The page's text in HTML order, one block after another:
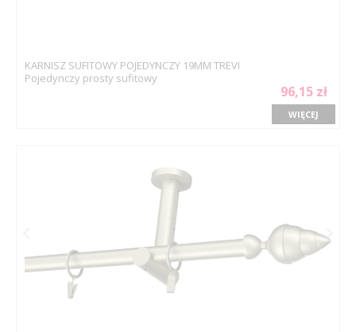
KARNISZ SUFITOWY POJEDYNCZY 19MM TREVI
Pojedynczy prosty sufitowy
96,15 zł
WIĘCEJ